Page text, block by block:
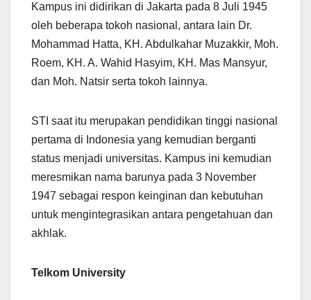
Kampus ini didirikan di Jakarta pada 8 Juli 1945
oleh beberapa tokoh nasional, antara lain Dr.
Mohammad Hatta, KH. Abdulkahar Muzakkir, Moh.
Roem, KH. A. Wahid Hasyim, KH. Mas Mansyur,
dan Moh. Natsir serta tokoh lainnya.
STI saat itu merupakan pendidikan tinggi nasional
pertama di Indonesia yang kemudian berganti
status menjadi universitas. Kampus ini kemudian
meresmikan nama barunya pada 3 November
1947 sebagai respon keinginan dan kebutuhan
untuk mengintegrasikan antara pengetahuan dan
akhlak.
Telkom University